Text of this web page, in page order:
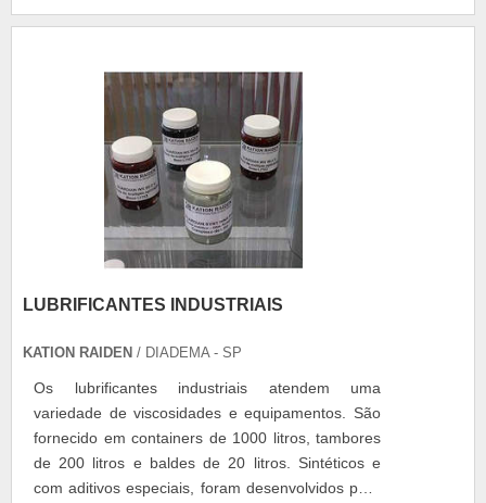
LUBRIFICANTES INDUSTRIAIS
KATION RAIDEN / DIADEMA - SP
Os lubrificantes industriais atendem uma
variedade de viscosidades e equipamentos. São
fornecido em containers de 1000 litros, tambores
de 200 litros e baldes de 20 litros. Sintéticos e
com aditivos especiais, foram desenvolvidos para